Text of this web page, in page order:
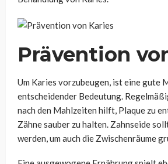
Prävention
Um Karies vorzubeugen, ist eine gute
entscheidender Bedeutung.
nach den Mahlzeiten hilft, Plaque zu
Zähne sauber zu halten. Zahnseide
werden, um auch die Zwischenräume